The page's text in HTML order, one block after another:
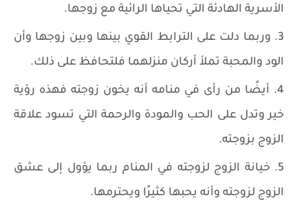
الأسرية الهادئة التي تحياها الرائية مع زوجها.
وربما دلت على الترابط القوي بينها وبين زوجها وأن
الود والمحبة تملأ أركان منزلهما فلتحافظ على ذلك.
أيضًا من رأى في منامه أنه يخون زوجته فهذه رؤية
خير وتدل على الحب والمودة والرحمة التي تسود علاقة
الزوج بزوجته.
خيانة الزوج لزوجته في المنام ربما يؤول إلى عشق
الزوج لزوجته وأنه يحبها كثيرًا ويحترمها.